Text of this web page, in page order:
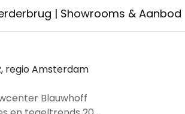
| Showrooms & Aanbod
regio Amsterdam
Blauwhoff